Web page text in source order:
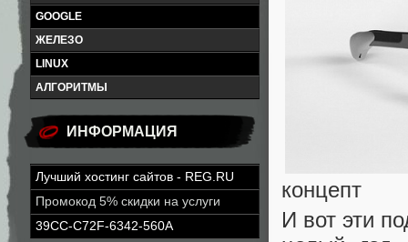
GOOGLE
ЖЕЛЕЗО
LINUX
АЛГОРИТМЫ
ИНФОРМАЦИЯ
Лучший хостинг сайтов - REG.RU
Промокод 5% скидки на услуги
39CC-C72F-6342-560A
концепт
И вот эти